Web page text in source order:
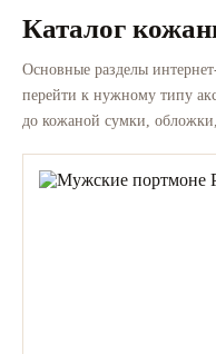
Каталог
Основные разделы
перейти к нужному типу
до кожаной сумки,